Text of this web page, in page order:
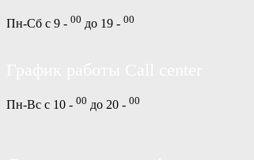
Пн-Сб с 9 - 00 до 19 - 00
Пн-Вс с 10 - 00 до 20 - 00